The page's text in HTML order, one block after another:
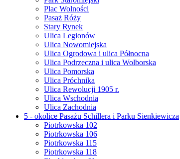
Plac Wolności
Pasaż Róży
Stary Rynek
Ulica Legionów
Ulica Nowomiejska
Ulica Ogrodowa i ulica Północna
Ulica Podrzeczna i ulica Wolborska
Ulica Pomorska
Ulica Próchnika
Ulica Rewolucji 1905 r.
Ulica Wschodnia
Ulica Zachodnia
5 - okolice Pasażu Schillera i Parku Sienkiewicza
Piotrkowska 102
Piotrkowska 106
Piotrkowska 115
Piotrkowska 118